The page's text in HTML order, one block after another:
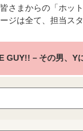
さまからの「ホッ
ジは全て、担当ス
GUY!!－その男、Y